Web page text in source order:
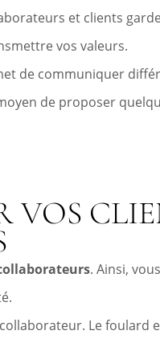
et clients
vos valeurs.
de communiquer
de proposer
VOS
. Ainsi,
Le foulard